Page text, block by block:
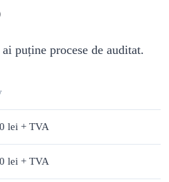
puține procese de auditat.
lei + TVA
lei + TVA